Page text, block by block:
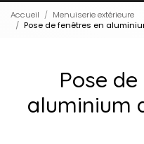
Accueil
Menuiserie extérieure
Pose de fenêtres en
Pose
aluminium